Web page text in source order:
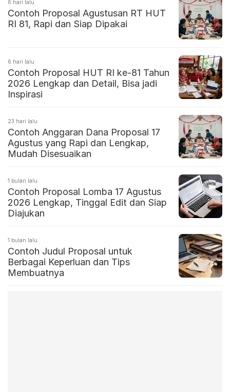
6 hari lalu
Contoh Proposal Agustusan RT HUT
RI 81, Rapi dan Siap Dipakai
6 hari lalu
Contoh Proposal HUT RI ke-81 Tahun
2026 Lengkap dan Detail, Bisa jadi
Inspirasi
23 hari lalu
Contoh Anggaran Dana Proposal 17
Agustus yang Rapi dan Lengkap,
Mudah Disesuaikan
1 bulan lalu
Contoh Proposal Lomba 17 Agustus
2026 Lengkap, Tinggal Edit dan Siap
Diajukan
1 bulan lalu
Contoh Judul Proposal untuk
Berbagai Keperluan dan Tips
Membuatnya